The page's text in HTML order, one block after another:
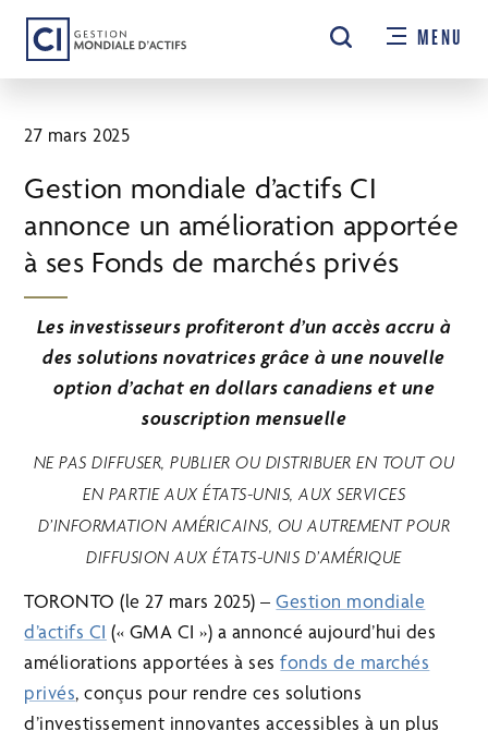
Passer
contenu
MENU
27 mars 2025
Gestion mondiale d’actifs CI
annonce un amélioration apportée
à ses Fonds de marchés privés
Les investisseurs profiteront d’un accès accru à
des solutions novatrices grâce à une nouvelle
option d’achat en dollars canadiens et une
souscription mensuelle
NE PAS DIFFUSER, PUBLIER OU DISTRIBUER EN TOUT OU
EN PARTIE AUX ÉTATS-UNIS, AUX SERVICES
D’INFORMATION AMÉRICAINS, OU AUTREMENT POUR
DIFFUSION AUX ÉTATS-UNIS D’AMÉRIQUE
TORONTO (le 27 mars 2025) –Gestion mondiale
d’actifs CI (« GMA CI ») a annoncé aujourd’hui des
améliorations apportées à sesfonds de marchés
privés, conçus pour rendre ces solutions
d’investissement innovantes accessibles à un plus